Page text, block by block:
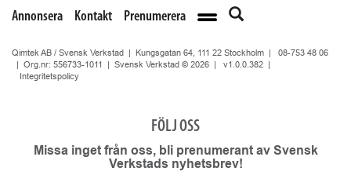
Annonsera Kontakt Prenumerera
Qimtek AB / Svensk Verkstad | Kungsgatan 64, 111 22 Stockholm | 08-753 48 06
| Org.nr: 556733-1011 | Svensk Verkstad © 2026 | v1.0.0.382
Integritetspolicy
FÖLJ OSS
Missa inget från oss, bli prenumerant av Svensk
Verkstads nyhetsbrev!